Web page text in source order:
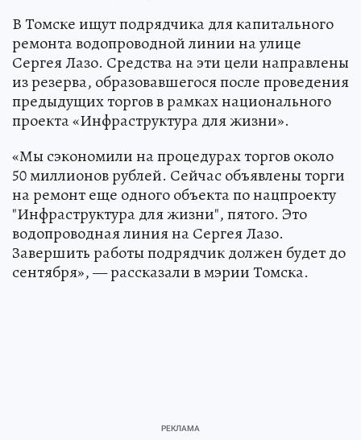
В Томске ищут подрядчика для капитального
ремонта водопроводной линии на улице
Сергея Лазо. Средства на эти цели направлены
из резерва, образовавшегося после проведения
предыдущих торгов в рамках национального
проекта «Инфраструктура для жизни».
«Мы сэкономили на процедурах торгов около
50 миллионов рублей. Сейчас объявлены торги
на ремонт еще одного объекта по нацпроекту
"Инфраструктура для жизни", пятого. Это
водопроводная линия на Сергея Лазо.
Завершить работы подрядчик должен будет до
сентября», — рассказали в мэрии Томска.